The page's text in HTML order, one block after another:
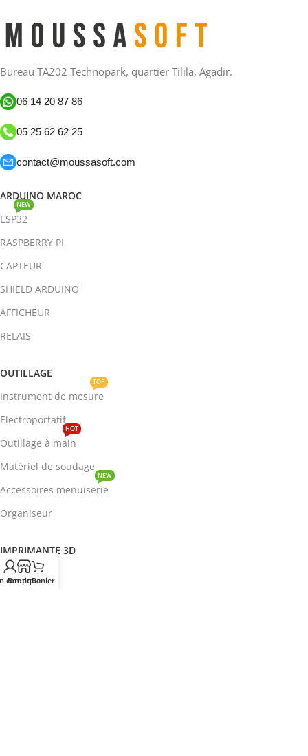
Bureau TA202 Technopark, quartier Tilila, Agadir.
06 14 20 87 86
05 25 62 62 25
contact@moussasoft.com
ARDUINO MAROC
ESP32
NEW
RASPBERRY PI
CAPTEUR
SHIELD ARDUINO
AFFICHEUR
RELAIS
OUTILLAGE
Instrument de mesure
TOP
Electroportatif
Outillage à main
HOT
Matériel de soudage
Accessoires menuiserie
NEW
Organiseur
IMPRIMANTE 3D
ROBOTIQUE
compte
BoutiquePanier